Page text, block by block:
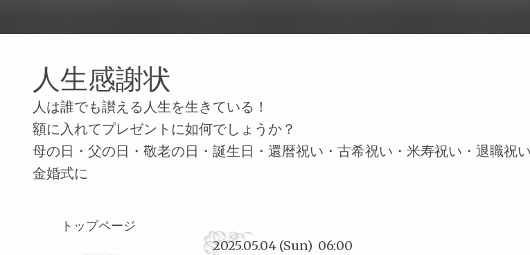
人生感謝状
人は誰でも讃える人生を生きている！
額に入れてプレゼントに如何でしょうか？
母の日・父の日・敬老の日・誕生日・還暦祝い・古希祝い・米寿祝い・退職祝
金婚式に
2025.05.04 (Sun) 06:00
トップページ